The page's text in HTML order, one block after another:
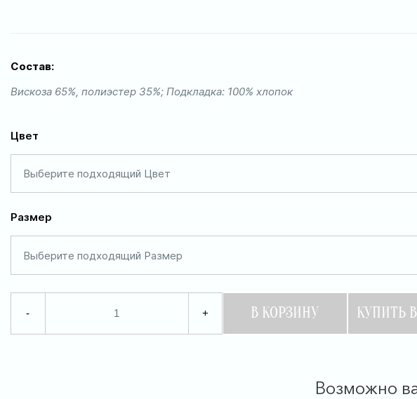
Состав:
Вискоза 65%, полиэстер 35%; Подкладка: 100% хлопок
Цвет
Выберите подходящий Цвет
Размер
Выберите подходящий Размер
- + В КОРЗИНУ КУПИТЬ
Возможно